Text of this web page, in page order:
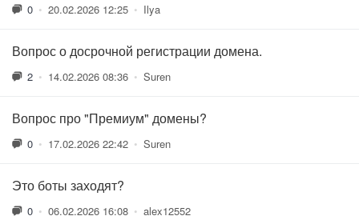
0 • 20.02.2026 12:25 • Ilya
Вопрос о досрочной регистрации домена.
2 • 14.02.2026 08:36 • Suren
Вопрос про "Премиум" домены?
0 • 17.02.2026 22:42 • Suren
Это боты заходят?
0 • 06.02.2026 16:08 • alex12552